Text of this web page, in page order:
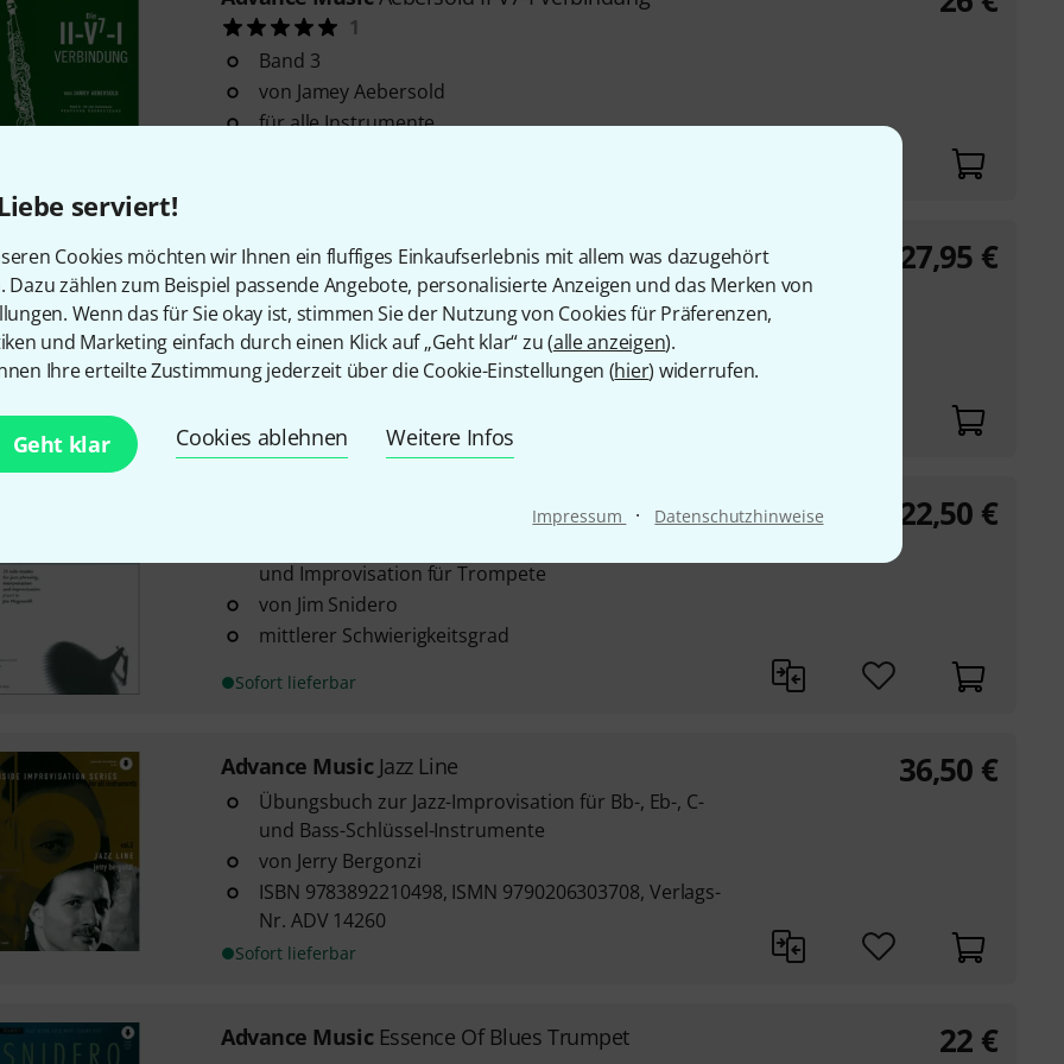
serviert!
Cookies möchten wir Ihnen ein fluffiges Einkaufserlebnis mit allem was dazugehört
Dazu zählen zum Beispiel passende Angebote, personalisierte Anzeigen und das Merken von
Wenn das für Sie okay ist, stimmen Sie der Nutzung von Cookies für Präferenzen,
und Marketing einfach durch einen Klick auf „Geht klar“ zu (alle anzeigen).
Ihre erteilte Zustimmung jederzeit über die Cookie-Einstellungen (hier) widerrufen.
Geht klar Cookies ablehnen Weitere Infos
Impressum · Datenschutzhinweise
1
Band 3
von Jamey Aebersold
für alle Instrumente
Advance MusicDaily Drills Trumpet
2
von Max Schlossberg
herausgegeben von Harry Freistadt
ISBN 9781617271434, Verlags-Nr. ADV 1202
In 7–9 Wochen lieferbar
27,95 €
Jazz Conception Trumpet
und Improvisation für Trompete
von Jim Snidero
mittlerer Schwierigkeitsgrad
Sofort lieferbar
22,50 €
Advance Music Jazz Line
Übungsbuch zur Jazz-Improvisation für Bb-, Eb-, C-
und Bass-Schlüssel-Instrumente
von Jerry Bergonzi
ISBN 9783892210498, ISMN 9790206303708, Verlags-
Nr. ADV 14260
Sofort lieferbar
36,50 €
Advance Music Essence Of Blues Trumpet 22 €